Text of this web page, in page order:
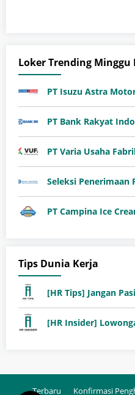
Loker Trending Minggu
PT Isuzu Astra
PT Bank Rakyat
PT Varia Usaha
PT Campina Ice
Tips Dunia Kerja
Terbaru Konfirmasi